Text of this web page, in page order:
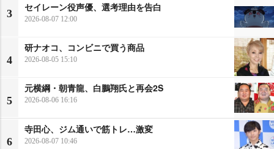
3
セイレーン役声優、選考理由を告白
2026-08-07 12:00
4
研ナオコ、コンビニで買う商品
2026-08-05 15:10
5
元横綱・朝青龍、白鵬翔氏と再会2S
2026-08-06 16:16
6
寺田心、ジム通いで筋トレ…激変
2026-08-07 10:46